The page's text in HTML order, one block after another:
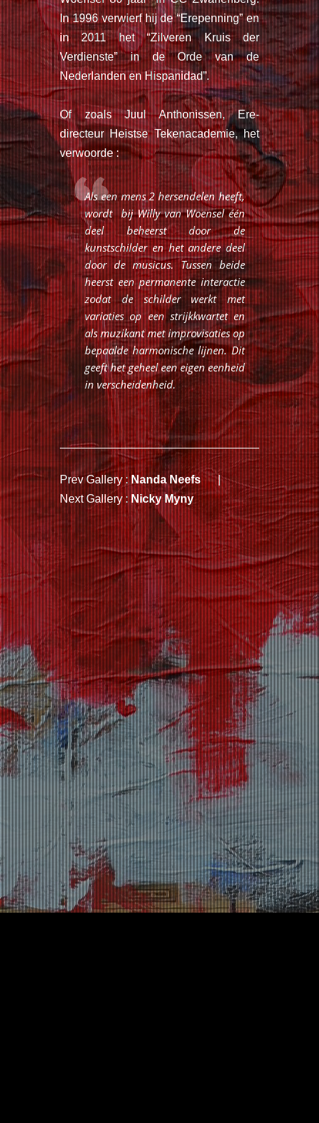
In 1996 verwierf hij de “Erepenning” en
in 2011 het “Zilveren Kruis der
Verdienste” in de Orde van de
Nederlanden en Hispanidad”.
Of zoals Juul Anthonissen, Ere-
directeur Heistse Tekenacademie, het
verwoorde :
Als een mens 2 hersendelen heeft,
wordt bij Willy van Woensel één
deel beheerst door de
kunstschilder en het andere deel
door de musicus. Tussen beide
heerst een permanente interactie
zodat de schilder werkt met
variaties op een strijkkwartet en
als muzikant met improvisaties op
bepaalde harmonische lijnen. Dit
geeft het geheel een eigen eenheid
in verscheidenheid.
Prev Gallery :Nanda Neefs
|
Next Gallery : Nicky Myny